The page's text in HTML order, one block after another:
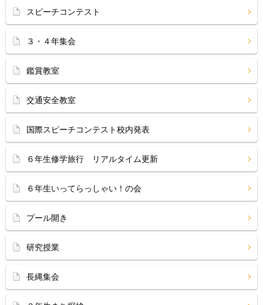
スピーチコンテスト
３・４年集会
鑑賞教室
交通安全教室
国際スピーチコンテスト校内発表
６年生修学旅行 リアルタイム更新
６年生いってらっしゃい！の会
プール開き
研究授業
長縄集会